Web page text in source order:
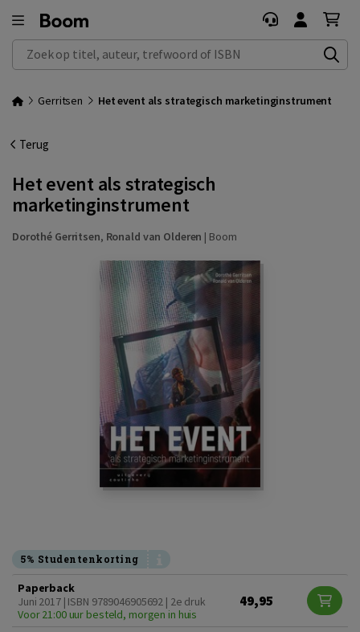
Zoek op titel, auteur, trefwoord of ISBN
Gerritsen Het event als strategisch marketinginstrument
Terug
Het event als strategisch
marketinginstrument
Dorothé Gerritsen, Ronald van Olderen | Boom
5% Studentenkorting
Paperback
Juni 2017 | ISBN 9789046905692 | 2e druk
Voor 21:00 uur besteld, morgen in huis
49,95